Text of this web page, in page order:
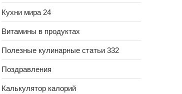
Кухни мира 24
Витамины в продуктах
Полезные кулинарные статьи 332
Поздравления
Калькулятор калорий